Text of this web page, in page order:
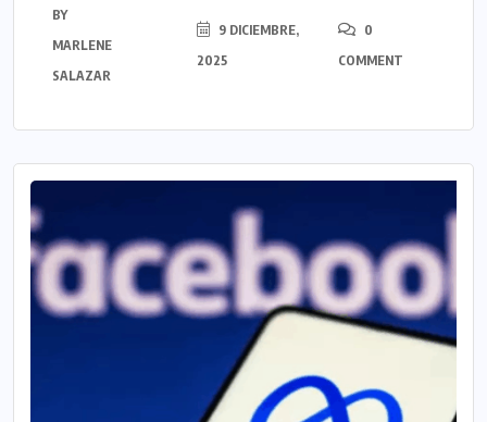
BY
MARLENE
SALAZAR
9 DICIEMBRE,
2025
0
COMMENT